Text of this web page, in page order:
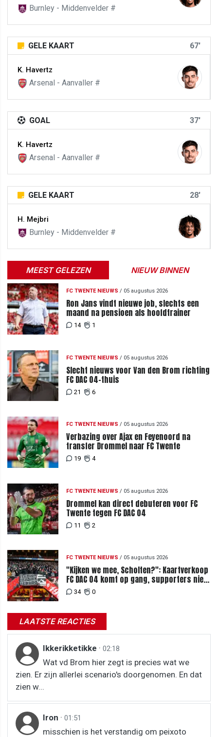
Burnley - Middenvelder #
GELE KAART 67'
K. Havertz
Arsenal - Aanvaller #
GOAL 37'
K. Havertz
Arsenal - Aanvaller #
GELE KAART 28'
H. Mejbri
Burnley - Middenvelder #
MEEST GELEZEN NIEUW BINNEN
FC TWENTE NIEUWS / 05 augustus 2026
Ron Jans vindt nieuwe job, slechts een
maand na pensioen als hoofdtrainer
14 1
FC TWENTE NIEUWS / 05 augustus 2026
Slecht nieuws voor Van den Brom richting
FC DAC 04-thuis
21 6
FC TWENTE NIEUWS / 05 augustus 2026
Verbazing over Ajax en Feyenoord na
transfer Drommel naar FC Twente
19 4
FC TWENTE NIEUWS / 05 augustus 2026
Drommel kan direct debuteren voor FC
Twente tegen FC DAC 04
11 2
FC TWENTE NIEUWS / 05 augustus 2026
"Kijken we mee, Scholten?": Kaartverkoop
FC DAC 04 komt op gang, supporters niet
blij met ticketprijzen
34 0
LAATSTE REACTIES
Ikkerikketikke · 02:18
Wat vd Brom hier zegt is precies wat we
zien. Er zijn allerlei scenario's doorgenomen. En dat
zien w...
Iron · 01:51
misschien is het verstandig om peixoto